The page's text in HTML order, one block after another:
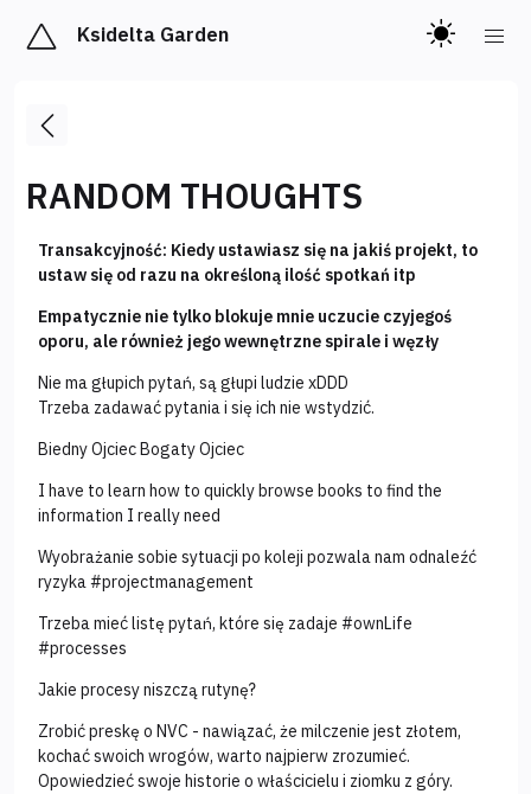
Ksidelta Garden
RANDOM THOUGHTS
Transakcyjność: Kiedy ustawiasz się na jakiś projekt, to
ustaw się od razu na określoną ilość spotkań itp
Empatycznie nie tylko blokuje mnie uczucie czyjegoś
oporu, ale również jego wewnętrzne spirale i węzły
Nie ma głupich pytań, są głupi ludzie xDDD
Trzeba zadawać pytania i się ich nie wstydzić.
Biedny Ojciec Bogaty Ojciec
I have to learn how to quickly browse books to find the
information I really need
Wyobrażanie sobie sytuacji po koleji pozwala nam odnaleźć
ryzyka #projectmanagement
Trzeba mieć listę pytań, które się zadaje #ownLife
#processes
Jakie procesy niszczą rutynę?
Zrobić preskę o NVC - nawiązać, że milczenie jest złotem,
kochać swoich wrogów, warto najpierw zrozumieć.
Opowiedzieć swoje historie o właścicielu i ziomku z góry.